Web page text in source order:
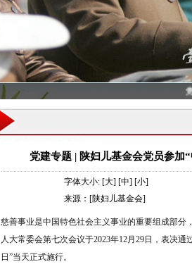
党建专题 | 陕妇儿基金会党员参加
字体大小: [大] [中] [小]
来源：[陕妇儿基金会]
慈善事业是中国特色社会主义事业的重要组成部
人大常委会第七次会议于2023年12月29日，表决
日”当天正式施行。